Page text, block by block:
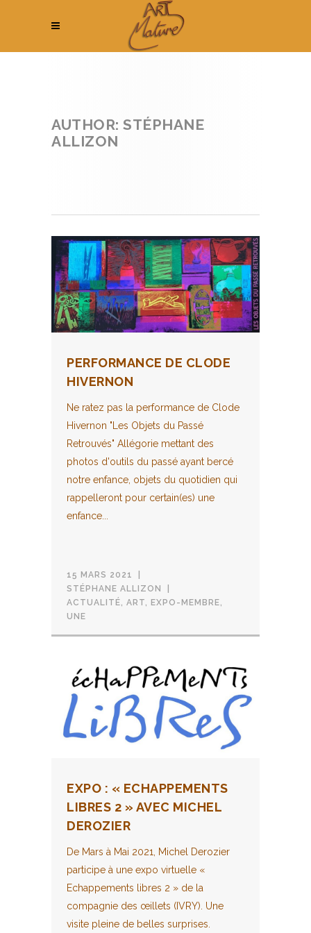
AUTHOR: STÉPHANE
ALLIZON
PERFORMANCE DE CLODE
HIVERNON
Ne ratez pas la performance de Clode
Hivernon "Les Objets du Passé
Retrouvés" Allégorie mettant des
photos d'outils du passé ayant bercé
notre enfance, objets du quotidien qui
rappelleront pour certain(es) une
enfance...
15 MARS 2021
STÉPHANE ALLIZON
ACTUALITÉ, ART, EXPO-MEMBRE,
UNE
EXPO : « ECHAPPEMENTS
LIBRES 2 » AVEC MICHEL
DEROZIER
De Mars à Mai 2021, Michel Derozier
participe à une expo virtuelle «
Echappements libres 2 » de la
compagnie des œillets (IVRY). Une
visite pleine de belles surprises.